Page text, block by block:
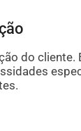
do cliente.